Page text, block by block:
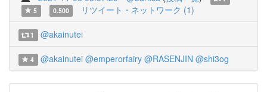
5
0.500 リツイート・ネットワーク (1)
1 @akainutei
4 @akainutei @emperorfairy @RASENJIN @shi3og